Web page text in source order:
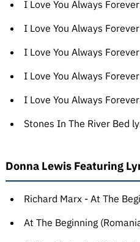
I Love You Always
I Love You Always
I Love You Always
I Love You Always
I Love You Always
Stones In The River Bed
Donna Lewis Featuring
Richard Marx - At The
At The Beginning